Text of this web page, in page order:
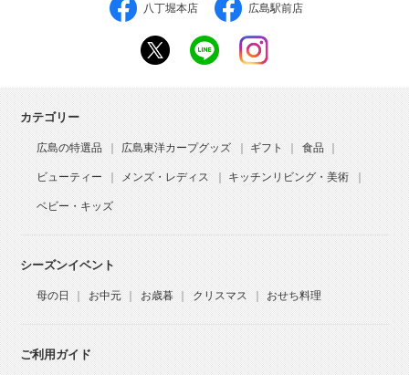
八丁堀本店 広島駅前店
カテゴリー
広島の特選品 広島東洋カープグッズ ギフト 食品
ビューティー メンズ・レディス キッチンリビング・美術
ベビー・キッズ
シーズンイベント
母の日 お中元 お歳暮 クリスマス おせち料理
ご利用ガイド